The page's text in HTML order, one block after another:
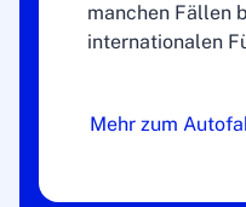
manchen Fällen
internationalen
Mehr zum